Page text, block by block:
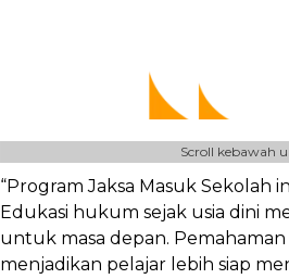
Scroll kebawah
“Program Jaksa Masuk Sekolah
Edukasi hukum sejak usia dini
untuk masa depan.
menjadikan pelajar lebih siap